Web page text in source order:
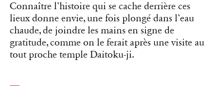
Connaître l’histoire qui se cache derrière ces
lieux donne envie, une fois plongé dans l’eau
chaude, de joindre les mains en signe de
gratitude, comme on le ferait après une visite au
tout proche temple Daitoku-ji.